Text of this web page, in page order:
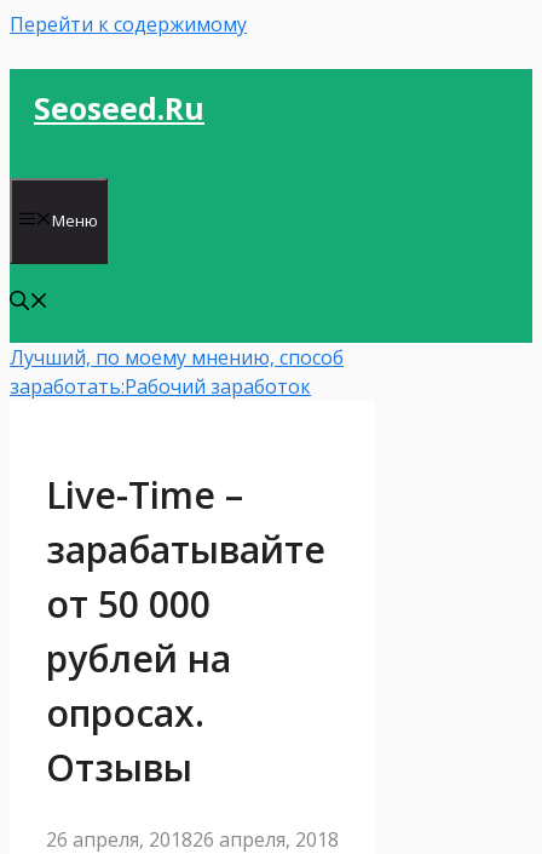
Перейти к содержимому
Seoseed.ru
Меню
Лучший, по моему мнению, способ
заработать:Рабочий заработок
Live-Time –
зарабатывайте
от 50 000
рублей на
опросах.
Отзывы
26 апреля, 201826 апреля, 2018